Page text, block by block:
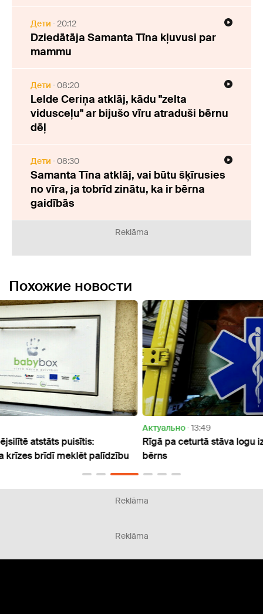
Дети 20:12
Dziedātāja Samanta Tīna kļuvusi par
mammu
Дети 08:20
Lelde Ceriņa atklāj, kādu "zelta
vidusceļu" ar bijušo vīru atraduši bērnu
dēļ
Дети 08:30
Samanta Tīna atklāj, vai būtu šķīrusies
no vīra, ja tobrīd zinātu, ka ir bērna
gaidībās
Reklāma
Похожие новости
Rīgā pa ceturtā stāva logu izkritis četrgadīgs
bērns
Reklāma
Reklāma